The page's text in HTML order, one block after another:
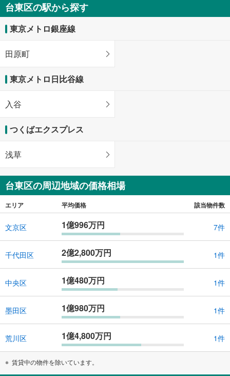
台東区の駅から探す
東京メトロ銀座線
田原町
東京メトロ日比谷線
入谷
つくばエクスプレス
浅草
台東区の周辺地域の価格相場
エリア 平均価格 該当物件数
文京区 1億996万円 7件
千代田区 2億2,800万円 1件
中央区 1億480万円 1件
墨田区 1億980万円 1件
荒川区 1億4,800万円 1件
賃貸中の物件を除いています。